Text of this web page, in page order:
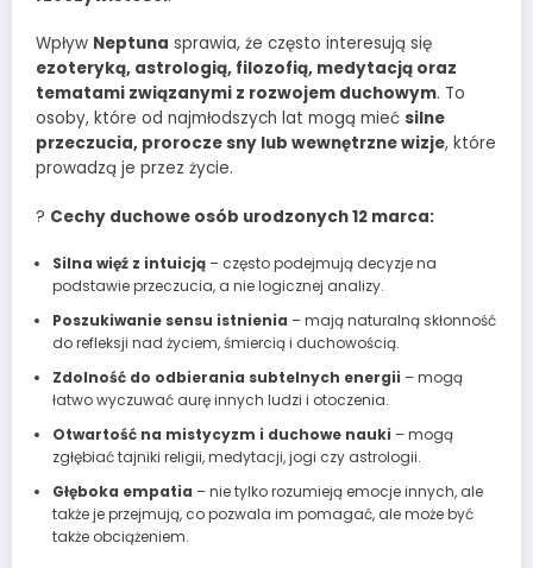
Wpływ Neptuna sprawia, że często interesują się
ezoteryką, astrologią, filozofią, medytacją oraz
tematami związanymi z rozwojem duchowym. To
osoby, które od najmłodszych lat mogą mieć silne
przeczucia, prorocze sny lub wewnętrzne wizje, które
prowadzą je przez życie.
? Cechy duchowe osób urodzonych 12 marca:
Silna więź z intuicją– często podejmują decyzje na
podstawie przeczucia, a nie logicznej analizy.
Poszukiwanie sensu istnienia – mają naturalną skłonność
do refleksji nad życiem, śmiercią i duchowością.
Zdolność do odbierania subtelnych energii – mogą
łatwo wyczuwać aurę innych ludzi i otoczenia.
Otwartość na mistycyzm i duchowe nauki – mogą
zgłębiać tajniki religii, medytacji, jogi czy astrologii.
Głęboka empatia – nie tylko rozumieją emocje innych, ale
także je przejmują, co pozwala im pomagać, ale może być
także obciążeniem.